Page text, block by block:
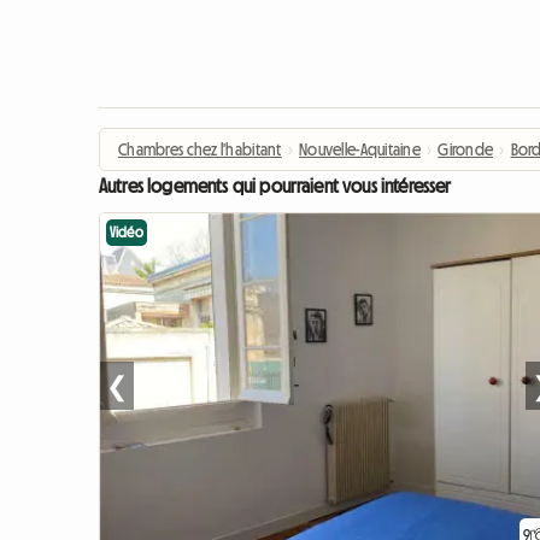
Chambres chez l'habitant › Nouvelle-Aquitaine › Gironde ›
Autres logements qui pourraient vous intéresser
9
Vidéo
❮